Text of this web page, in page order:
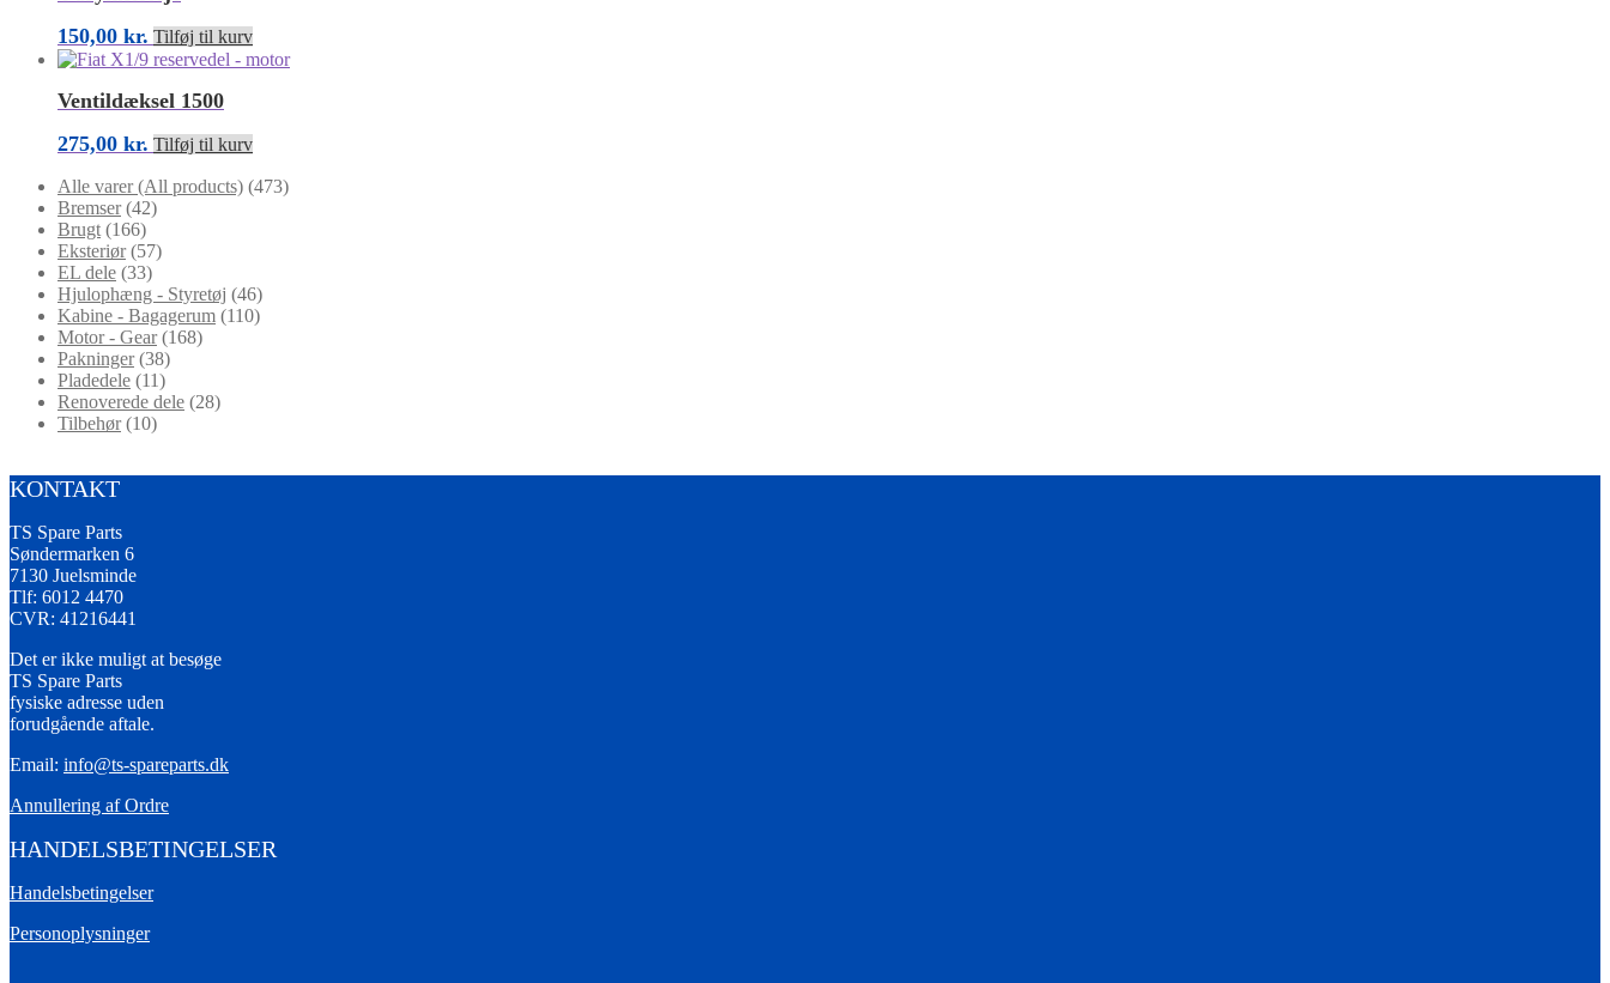
150,00 kr. Tilføj til kurv
Ventildæksel 1500
275,00 kr. Tilføj til kurv
Alle varer (All products) (473)
Bremser (42)
Brugt (166)
Eksteriør (57)
EL dele (33)
Hjulophæng - Styretøj (46)
Kabine - Bagagerum (110)
Motor - Gear (168)
Pakninger (38)
Pladedele (11)
Renoverede dele (28)
Tilbehør (10)
KONTAKT
TS Spare Parts
Søndermarken 6
7130 Juelsminde
Tlf: 6012 4470
CVR: 41216441
Det er ikke muligt at besøge
TS Spare Parts
fysiske adresse uden
forudgående aftale.
Email: info@ts-spareparts.dk
Annullering af Ordre
HANDELSBETINGELSER
Handelsbetingelser
Personoplysninger